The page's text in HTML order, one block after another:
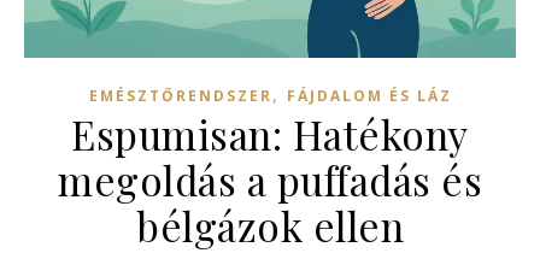
EMÉSZTŐRENDSZER, FÁJDALOM ÉS LÁZ
Espumisan: Hatékony
megoldás a puffadás és
bélgázok ellen